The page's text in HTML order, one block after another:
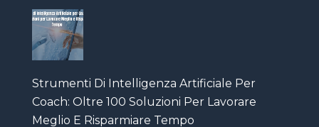
Strumenti Di Intelligenza Artificiale Per
Coach: Oltre 100 Soluzioni Per Lavorare
Meglio E Risparmiare Tempo